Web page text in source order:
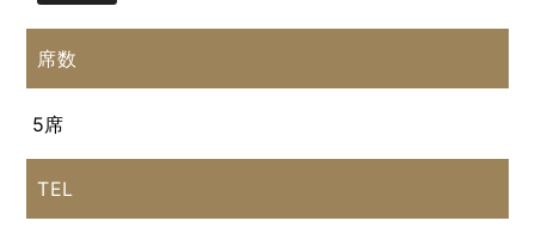
席数
5席
TEL